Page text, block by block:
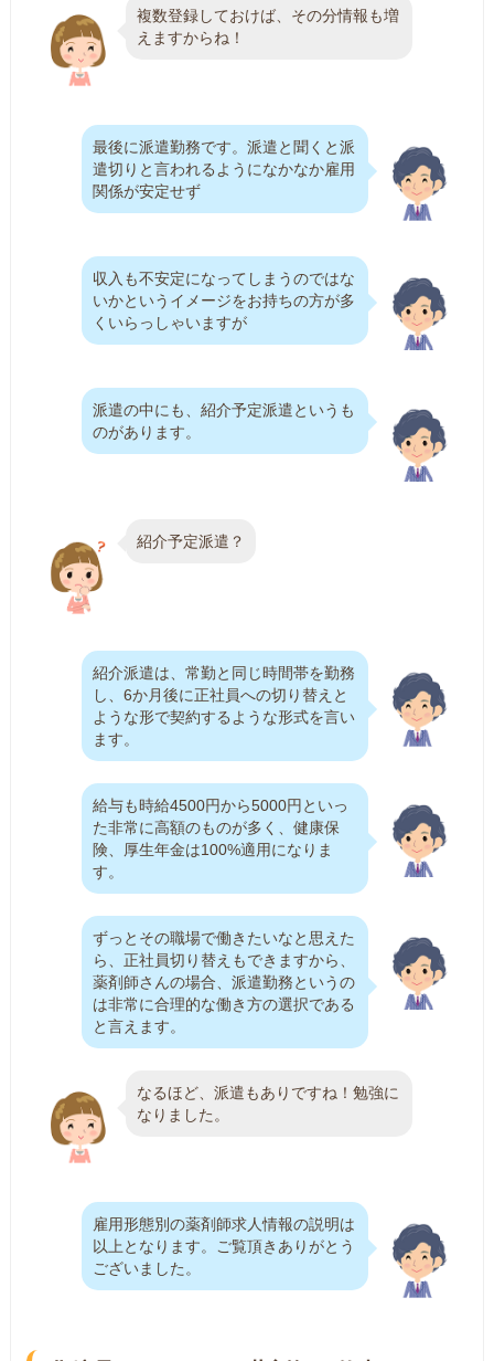
複数登録しておけば、その分情報も増
えますからね！
最後に派遣勤務です。派遣と聞くと派
遣切りと言われるようになかなか雇用
関係が安定せず
収入も不安定になってしまうのではな
いかというイメージをお持ちの方が多
くいらっしゃいますが
派遣の中にも、紹介予定派遣というも
のがあります。
紹介予定派遣？
紹介派遣は、常勤と同じ時間帯を勤務
し、6か月後に正社員への切り替えと
ような形で契約するような形式を言い
ます。
給与も時給4500円から5000円といっ
た非常に高額のものが多く、健康保
険、厚生年金は100%適用になりま
す。
ずっとその職場で働きたいなと思えた
ら、正社員切り替えもできますから、
薬剤師さんの場合、派遣勤務というの
は非常に合理的な働き方の選択である
と言えます。
なるほど、派遣もありですね！勉強に
なりました。
雇用形態別の薬剤師求人情報の説明は
以上となります。ご覧頂きありがとう
ございました。